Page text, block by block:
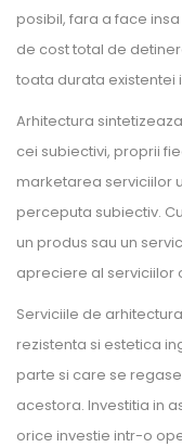
posibil, fara a face
de cost total de
toata durata existentei
Arhitectura
cei subiectivi, proprii
marketarea serviciilor
perceputa subiectiv.
un produs sau un
apreciere al serviciilor
Serviciile de
rezistenta si estetica
parte si care se
acestora. Investitia in
orice investie intr-o